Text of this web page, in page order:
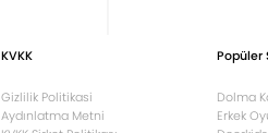
KVKK
Gizlilik Politikasi
Aydınlatma Metni
Popüler
Dolma
Erkek